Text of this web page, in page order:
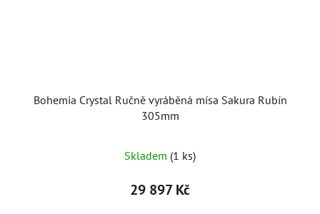
Bohemia Crystal Ručně vyráběná mísa Sakura Rubín
305mm
Skladem (1 ks)
29 897 Kč